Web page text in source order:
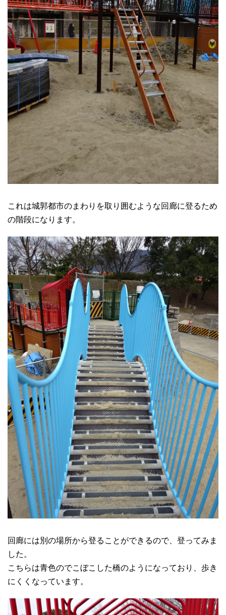
これは城郭都市のまわりを取り囲むような回廊に登るため
の階段になります。
回廊には別の場所から登ることができるので、登ってみま
した。
こちらは青色のでこぼこした橋のようになっており、歩き
にくくなっています。